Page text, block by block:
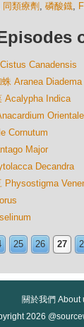
同類療劑 , 磷酸鐡,
Canadensis
Aranea Diadema
Acalypha Indica
Orientale
Cornutum
Major
Decandra
Physostigma
25 26 27
關於我們 About
2026